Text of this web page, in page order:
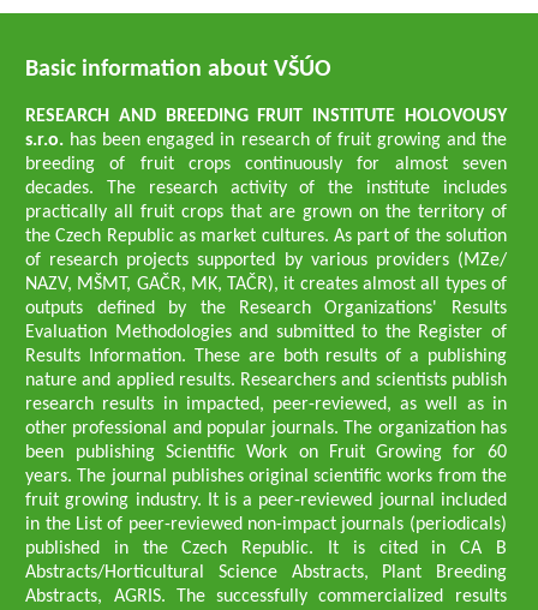
Basic information about VŠÚO
RESEARCH AND BREEDING FRUIT INSTITUTE HOLOVOUSY
s.r.o. has been engaged in research of fruit growing and the
breeding of fruit crops continuously for almost seven
decades. The research activity of the institute includes
practically all fruit crops that are grown on the territory of
the Czech Republic as market cultures. As part of the solution
of research projects supported by various providers (MZe/
NAZV, MŠMT, GAČR, MK, TAČR), it creates almost all types of
outputs defined by the Research Organizations' Results
Evaluation Methodologies and submitted to the Register of
Results Information. These are both results of a publishing
nature and applied results. Researchers and scientists publish
research results in impacted, peer-reviewed, as well as in
other professional and popular journals. The organization has
been publishing Scientific Work on Fruit Growing for 60
years. The journal publishes original scientific works from the
fruit growing industry. It is a peer-reviewed journal included
in the List of peer-reviewed non-impact journals (periodicals)
published in the Czech Republic. It is cited in CA B
Abstracts/Horticultural Science Abstracts, Plant Breeding
Abstracts, AGRIS. The successfully commercialized results